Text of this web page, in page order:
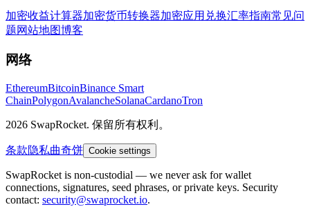
加密收益计算器加密货币转换器加密应用 兑换汇率指南常见问
题网站地图博客
网络
EthereumBitcoinBinance Smart
ChainPolygonAvalancheSolanaCardanoTron
2026 SwapRocket. 保留所有权利。
条款隐私曲奇饼 Cookie settings
SwapRocket is non-custodial — we never ask for wallet
connections, signatures, seed phrases, or private keys. Security
contact: security@swaprocket.io.